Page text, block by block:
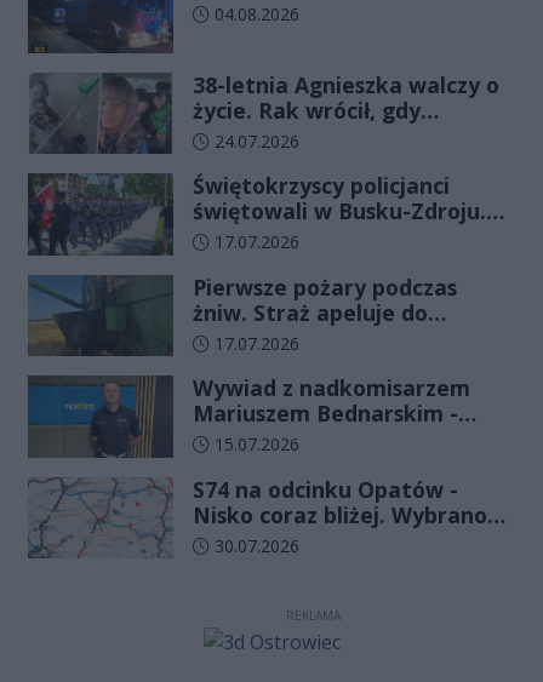
Data dodania artykułu:
04.08.2026
38-letnia Agnieszka walczy o
życie. Rak wrócił, gdy
wydawało się, że najgorsze
Data dodania artykułu:
24.07.2026
Świętokrzyscy policjanci
świętowali w Busku-Zdroju.
Czterdziestu nowych
ślubowanie
Data dodania artykułu:
17.07.2026
Pierwsze pożary podczas
żniw. Straż apeluje do
rolników o ostrożność
Data dodania artykułu:
17.07.2026
Wywiad z nadkomisarzem
Mariuszem Bednarskim -
Wydział Ruchu Drogowego
w Kielcach
Data dodania artykułu:
15.07.2026
S74 na odcinku Opatów -
Nisko coraz bliżej. Wybrano
wykonawcę kolejnego
Data dodania artykułu:
30.07.2026
REKLAMA